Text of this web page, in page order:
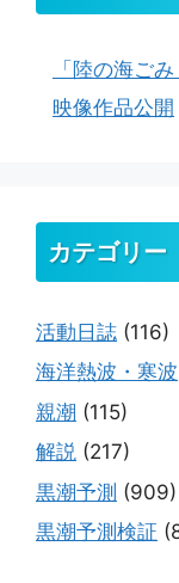
「陸の海ご
映像作品公開
カテゴリー
活動日誌 (116)
海洋熱波・寒波
親潮 (115)
解説 (217)
黒潮予測 (909)
黒潮予測検証